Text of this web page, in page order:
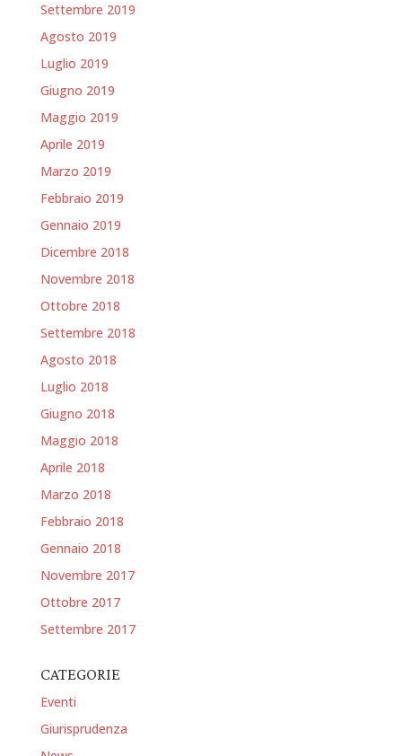
Settembre 2019
Agosto 2019
Luglio 2019
Giugno 2019
Maggio 2019
Aprile 2019
Marzo 2019
Febbraio 2019
Gennaio 2019
Dicembre 2018
Novembre 2018
Ottobre 2018
Settembre 2018
Agosto 2018
Luglio 2018
Giugno 2018
Maggio 2018
Aprile 2018
Marzo 2018
Febbraio 2018
Gennaio 2018
Novembre 2017
Ottobre 2017
Settembre 2017
CATEGORIE
Eventi
Giurisprudenza